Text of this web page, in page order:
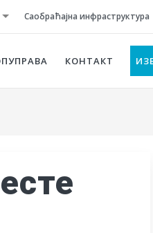
Саобраћајна инфраструктура
КОНТАКТ